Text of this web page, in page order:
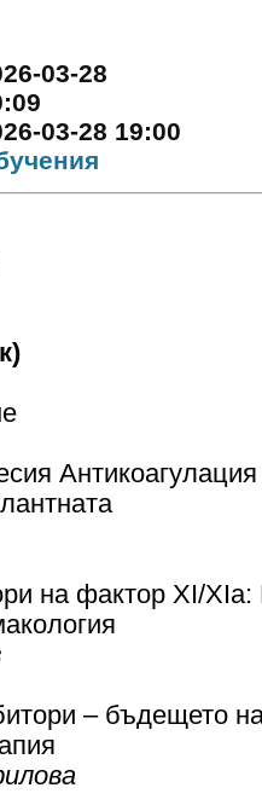
03-28
03-28 19:00
на фактор XI/XIа:
– бъдещето